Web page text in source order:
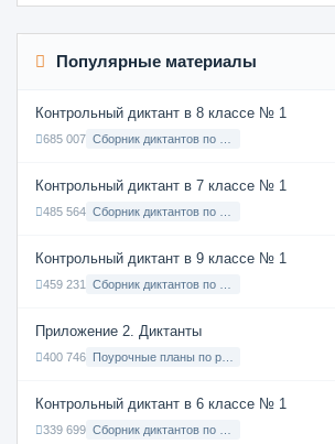
Популярные материалы
Контрольный диктант в 8 классе № 1
685 007
Контрольный диктант в 7 классе № 1
485 564
Контрольный диктант в 9 классе № 1
459 231
Приложение 2. Диктанты
400 746
Контрольный диктант в 6 классе № 1
339 699